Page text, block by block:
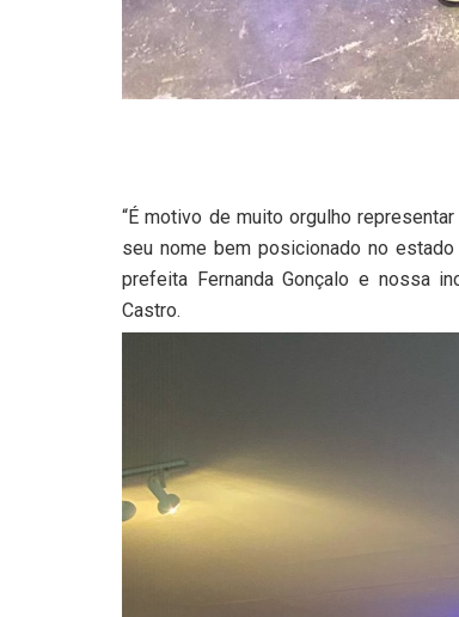
“É motivo de muito orgulho
seu nome bem posicionado no
prefeita Fernanda Gonçalo e nossa
Castro.